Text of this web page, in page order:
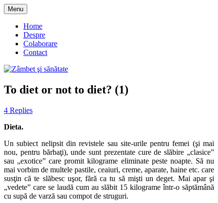
Skip
to
content
Zâmbet şi sănătate
Menu
Home
Despre
Colaborare
Contact
To diet or not to diet? (1)
4 Replies
Dieta.
Un subiect nelipsit din revistele sau site-urile pentru femei (şi mai
nou, pentru bărbaţi), unde sunt prezentate cure de slăbire „clasice”
sau „exotice” care promit kilograme eliminate peste noapte. Să nu
mai vorbim de multele pastile, ceaiuri, creme, aparate, haine etc. care
susţin că te slăbesc uşor, fără ca tu să mişti un deget. Mai apar şi
„vedete” care se laudă cum au slăbit 15 kilograme într-o săptămână
cu supă de varză sau compot de struguri.